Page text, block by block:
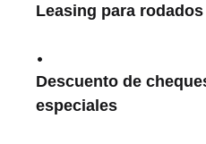
Leasing para
Descuento de
especiales